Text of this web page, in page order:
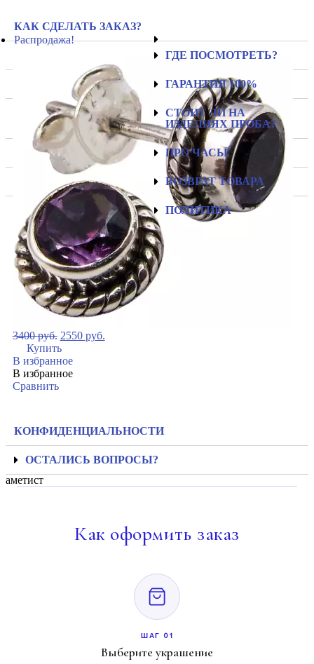
Распродажа!
3400руб. 2550 руб.
Купить
В избранное
В избранное
Сравнить
КАК СДЕЛАТЬ ЗАКАЗ?
ГДЕ ПОСМОТРЕТЬ?
ГАРАНТИЯ 100%
СТОИТ ЛИ НА
ИЗДЕЛИЯХ ПРОБА?
ПРО ЧАСЫ
ВОЗВРАТ ТОВАРА
ПОЛИТИКА
КОНФИДЕНЦИАЛЬНОСТИ
ОСТАЛИСЬ ВОПРОСЫ?
аметист
Как оформить заказ
ШАГ 01
Выберите украшение